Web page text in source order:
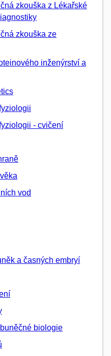
zkouška z Lékařské
zkouška ze
inženýrství a
- cvičení
vod
a časných embryí
biologie